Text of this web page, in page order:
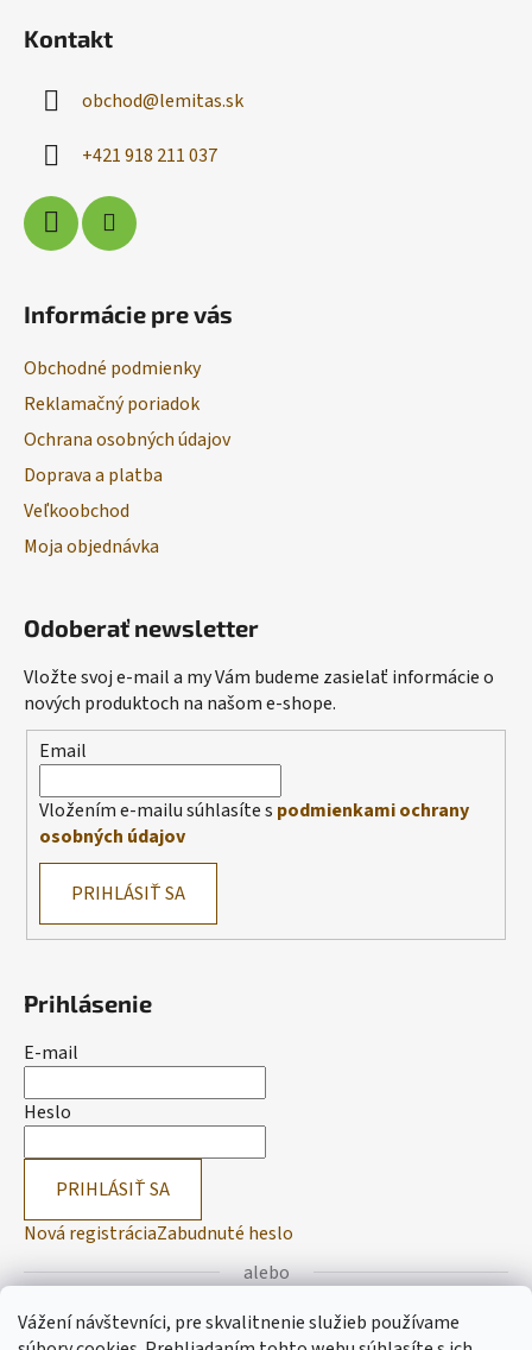
Vážení návštevníci, pre skvalitnenie služieb používame
Kontakt
obchod@lemitas.sk
+421 918 211 037
Informácie pre vás
Obchodné podmienky
Reklamačný poriadok
Ochrana osobných údajov
Doprava a platba
Veľkoobchod
Moja objednávka
Odoberať newsletter
Vložte svoj e-mail a my Vám budeme zasielať informácie o
nových produktoch na našom e-shope.
Email
Vložením e-mailu súhlasíte s podmienkami ochrany
osobných údajov
PRIHLÁSIŤ SA
Prihlásenie
E-mail
Heslo
PRIHLÁSIŤ SA
Nová registráciaZabudnuté heslo
alebo
Prihlásiť sa cez Facebook